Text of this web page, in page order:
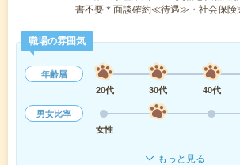
書不要＊面談確約≪待遇≫・社会保
職場の雰囲気
年齢層
20代
30代 40代
男女比率
女性
もっと見る